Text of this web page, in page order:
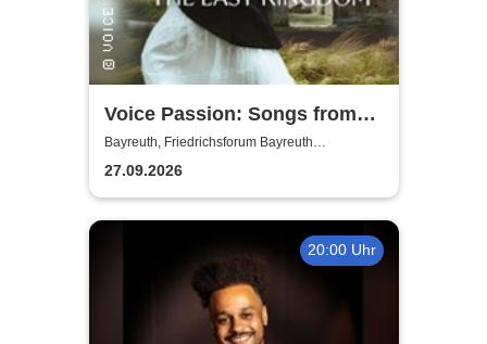
Voice Passion: Songs from
Outlander, Vikings & The Last
Kingdom
Bayreuth, Friedrichsforum Bayreuth
(Balkonsaal)
27.09.2026
20:00 Uhr